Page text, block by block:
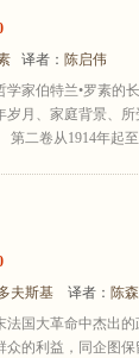
译者： 陈启伟
学家伯特兰•罗素的
岁月、家庭背景、
第二卷从1914年起
夫斯基 译者： 陈森
法国大革命中杰出
众的利益，同企图